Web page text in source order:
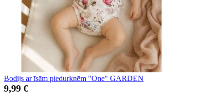
Bodijs ar īsām piedurknēm "One" GARDEN
9,99 €